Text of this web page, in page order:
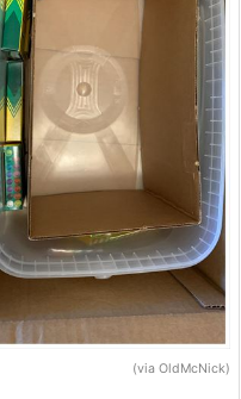
(via OldMcNick)